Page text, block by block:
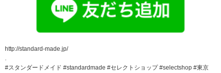
http://standard-made.jp/
.
#スタンダードメイド #standardmade #セレクトショップ #selectshop #東京